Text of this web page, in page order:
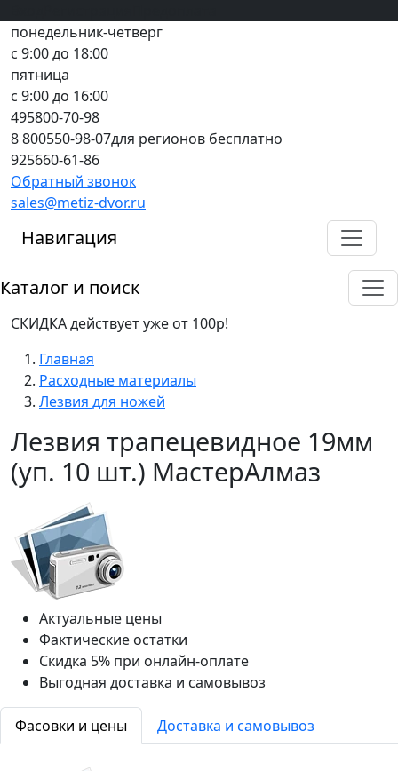
понедельник-четверг
с 9:00 до 18:00
пятница
с 9:00 до 16:00
495800-70-98
8 800550-98-07для регионов бесплатно
925660-61-86
Обратный звонок
sales@metiz-dvor.ru
Навигация
Каталог и поиск
СКИДКА действует уже от 100р!
Главная
Расходные материалы
Лезвия для ножей
Лезвия трапецевидное 19мм
(уп. 10 шт.) МастерАлмаз
Актуальные цены
Фактические остатки
Скидка 5% при онлайн-оплате
Выгодная доставка и самовывоз
Фасовки и цены Доставка и самовывоз